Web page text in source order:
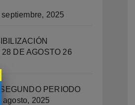
septiembre, 2025
DE AGOSTO 26
PERIODO
agosto, 2025